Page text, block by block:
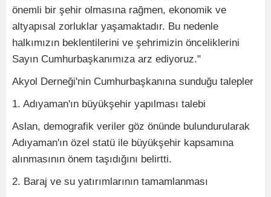
önemli bir şehir olmasına rağmen, ekonomik ve
altyapısal zorluklar yaşamaktadır. Bu nedenle
halkımızın beklentilerini ve şehrimizin önceliklerini
Sayın Cumhurbaşkanımıza arz ediyoruz."
Akyol Derneği'nin Cumhurbaşkanına sunduğu talepler
1. Adıyaman'ın büyükşehir yapılması talebi
Aslan, demografik veriler göz önünde bulundurularak
Adıyaman'ın özel statü ile büyükşehir kapsamına
alınmasının önem taşıdığını belirtti.
2. Baraj ve su yatırımlarının tamamlanması